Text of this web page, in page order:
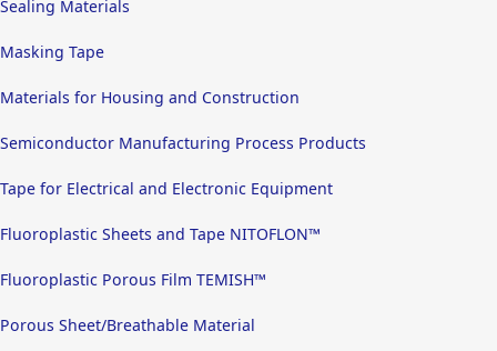
Sealing Materials
Masking Tape
Materials for Housing and Construction
Semiconductor Manufacturing Process Products
Tape for Electrical and Electronic Equipment
Fluoroplastic Sheets and Tape NITOFLON™
Fluoroplastic Porous Film TEMISH™
Porous Sheet/Breathable Material